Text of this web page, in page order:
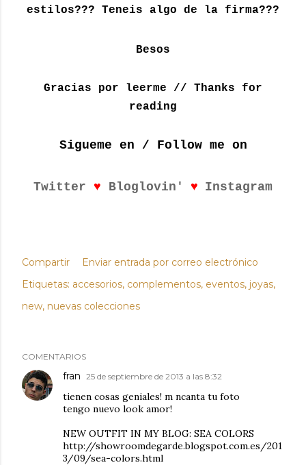
estilos??? Teneis algo de la firma???
Besos
Gracias por leerme // Thanks for
reading
Sigueme en / Follow me on
Twitter ♥ Bloglovin' ♥ Instagram
Compartir
Enviar entrada por correo electrónico
Etiquetas: accesorios complementos eventos joyas
new nuevas colecciones
COMENTARIOS
fran 25 de septiembre de 2013 a las 8:32
tienen cosas geniales! m ncanta tu foto
tengo nuevo look amor!
NEW OUTFIT IN MY BLOG: SEA COLORS
http://showroomdegarde.blogspot.com.es/201
3/09/sea-colors.html